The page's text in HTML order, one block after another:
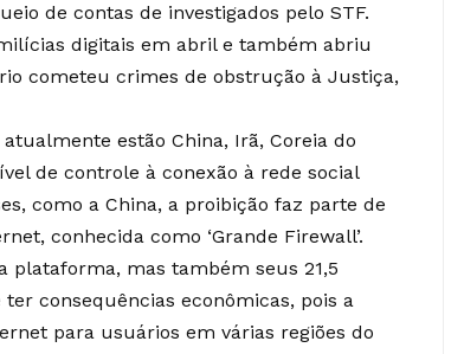
de contas de investigados pelo STF.
digitais em abril e também abriu
cometeu crimes de obstrução à Justiça,
estão China, Irã, Coreia do
de controle à conexão à rede social
como a China, a proibição faz parte de
conhecida como ‘Grande Firewall’.
plataforma, mas também seus 21,5
consequências econômicas, pois a
para usuários em várias regiões do